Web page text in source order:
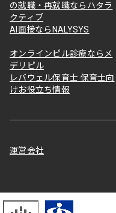
の就職・再就職ならハタラ
クティブ
AI面接ならNALYSYS
オンラインピル診療ならメ
デリピル
レバウェル保育士 保育士向
けお役立ち情報
運営会社